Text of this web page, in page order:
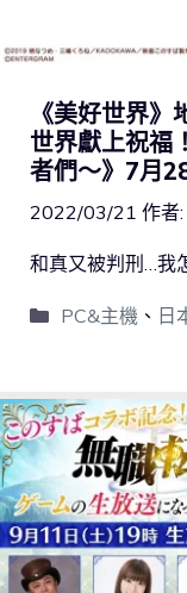
《美好世界
世界獻上祝福
者們～》7月
2022/03/21 作者:
和真又被判刑…我
PC&主機 、 日